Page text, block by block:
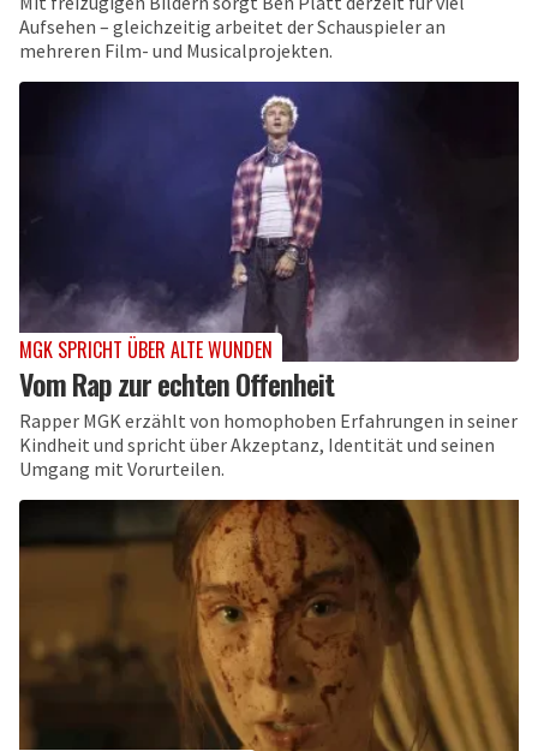
Aufsehen – gleichzeitig arbeitet der Schauspieler an
mehreren Film- und Musicalprojekten.
MGK SPRICHT ÜBER ALTE WUNDEN
Vom Rap zur echten Offenheit
Rapper MGK erzählt von homophoben Erfahrungen in seiner
Kindheit und spricht über Akzeptanz, Identität und seinen
Umgang mit Vorurteilen.